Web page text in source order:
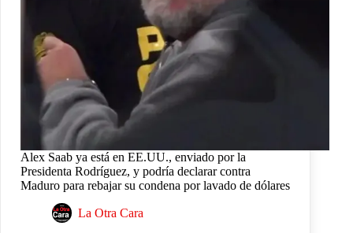
Alex Saab ya está en EE.UU., enviado por la
Presidenta Rodríguez, y podría declarar contra
Maduro para rebajar su condena por lavado de dólares
La Otra Cara